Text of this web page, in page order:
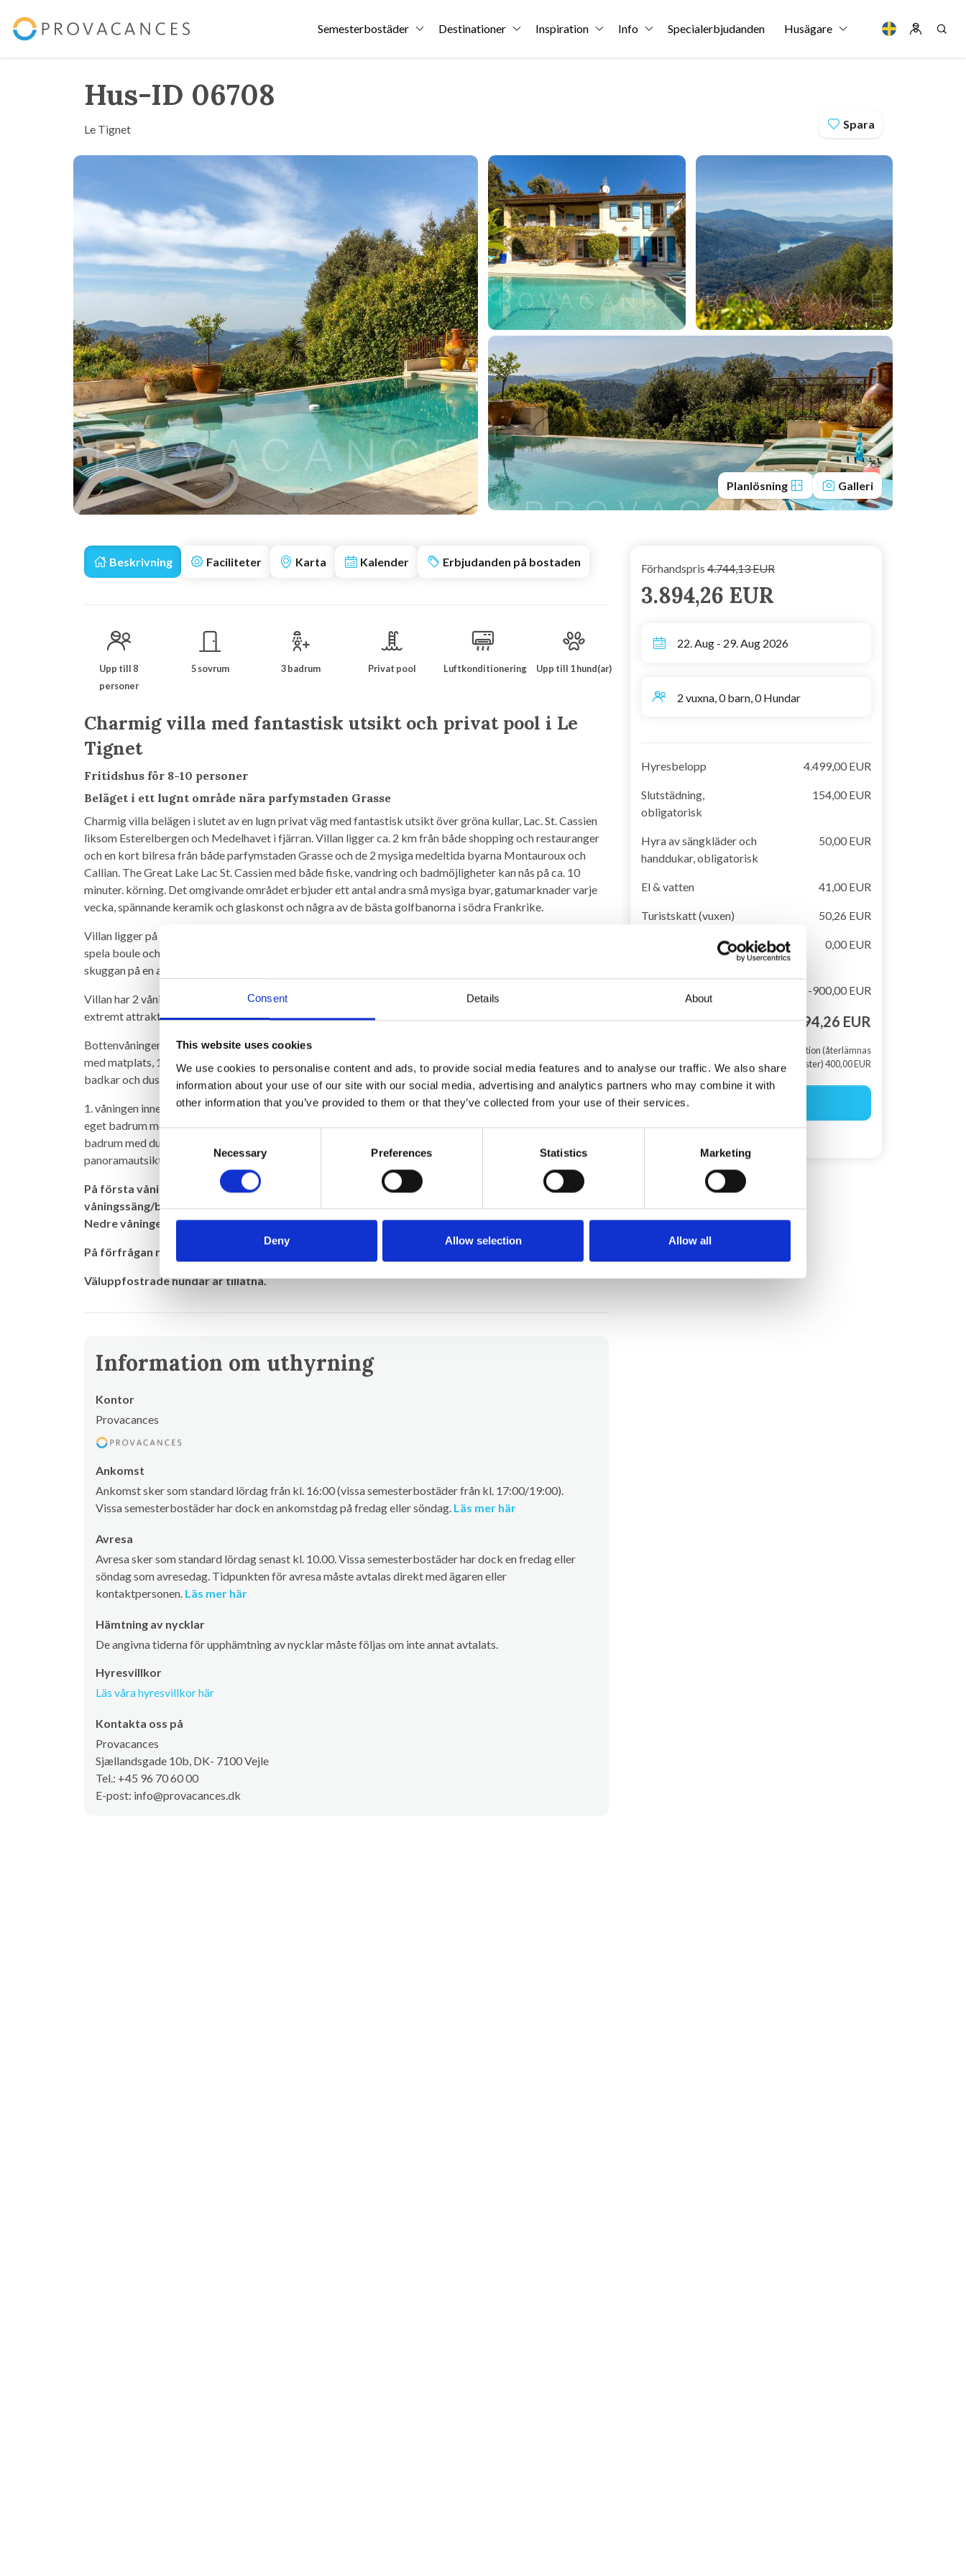
Consent Details About
This website uses cookies
We use cookies to personalise content and ads, to provide social media features and to analyse our traffic. We also share
information about your use of our site with our social media, advertising and analytics partners who may combine it with
other information that you’ve provided to them or that they’ve collected from your use of their services.
Necessary Preferences Statistics Marketing
Deny Allow selection Allow all
Semesterbostäder Destinationer Inspiration Info Specialerbjudanden Husägare
Hus-ID 06708
Le Tignet Spara
Planlösning Galleri
Beskrivning Faciliteter Karta Kalender Erbjudanden på bostaden
Upp till 8
personer
5 sovrum 3 badrum Privat pool Luftkonditionering Upp till 1 hund(ar)
Charmig villa med fantastisk utsikt och privat pool i Le
Tignet
Fritidshus för 8-10 personer
Beläget i ett lugnt område nära parfymstaden Grasse
Charmig villa belägen i slutet av en lugn privat väg med fantastisk utsikt över gröna kullar, Lac. St. Cassien
liksom Esterelbergen och Medelhavet i fjärran. Villan ligger ca. 2 km från både shopping och restauranger
och en kort bilresa från både parfymstaden Grasse och de 2 mysiga medeltida byarna Montauroux och
Callian. The Great Lake Lac St. Cassien med både fiske, vandring och badmöjligheter kan nås på ca. 10
minuter. körning. Det omgivande området erbjuder ett antal andra små mysiga byar, gatumarknader varje
vecka, spännande keramik och glaskonst och några av de bästa golfbanorna i södra Frankrike.
Villan ligger på en sluttande tomt på ca. 1900 m2. Här finns privat parkering för upp till 3 bilar, möjlighet att
spela boule och framför huset kan du njuta av den fantastiska utsikten från en solstol runt poolen eller från
skuggan på en av husets 2 täckta terrasser.
Villan har 2 våningar och kan delas upp i 2 separata lägenheter med separat ingång. Detta gör hemmet
extremt attraktivt för 2 familjer som vill resa tillsammans.
Bottenvåningen i poolnivå innehåller ett kök / matsal (ingen spis i detta kök) med tillgång till täckt terrass
med matplats, 1 dubbelrum, 1 tvåbäddsrum (som kan kombineras till en dubbelsäng) och 1 badrum med
badkar och dusch. De 2 sovrummen har också direkt tillgång till terrassen.
1. våningen innehåller stort vardags- / matrum med öppet kök och entresol, tvättstuga, 1 dubbelrum och
eget badrum med badkar / dusch, 1 dubbelrum, 1 separat toalett och 1 sovrum med våningssäng och
badrum med dusch. Från det stora köket / vardagsrummet finns utgång till en täckt terrass med
panoramautsikt.
På första våningen finns AC i sovrummet och dubbelrummet bredvid. Det finns en fläkt i
våningssäng/barnrum.
Nedre våningen AC i ett dubbelrum. I det andra dubbelrummet finns en fläkt.
På förfrågan möjlighet för upp till 10 personer. Pris: 200 EUR per extra person/vecka.
Väluppfostrade hundar är tillåtna.
Information om uthyrning
Kontor
Provacances
Ankomst
Ankomst sker som standard lördag från kl. 16:00 (vissa semesterbostäder från kl. 17:00/19:00).
Vissa semesterbostäder har dock en ankomstdag på fredag eller söndag. Läs mer här
Avresa
Avresa sker som standard lördag senast kl. 10.00. Vissa semesterbostäder har dock en fredag eller
söndag som avresedag. Tidpunkten för avresa måste avtalas direkt med ägaren eller
kontaktpersonen. Läs mer här
Hämtning av nycklar
De angivna tiderna för upphämtning av nycklar måste följas om inte annat avtalats.
Hyresvillkor
Läs våra hyresvillkor här
Kontakta oss på
Provacances
Sjællandsgade 10b, DK- 7100 Vejle
Tel.: +45 96 70 60 00
E-post: info@provacances.dk
Förhandspris 4.744,13 EUR
3.894,26 EUR
22. Aug - 29. Aug 2026
2 vuxna, 0 barn, 0 Hundar
Hyresbelopp 4.499,00 EUR
Slutstädning,
obligatorisk
154,00 EUR
Hyra av sängkläder och
handdukar, obligatorisk
50,00 EUR
El & vatten 41,00 EUR
Turistskatt (vuxen) 50,26 EUR
Handdukar till pool ingår
0,00 EUR
-900,00 EUR
Totalt pris 3.894,26 EUR
+ Skadedeposition (återlämnas
efter din semester) 400,00 EUR